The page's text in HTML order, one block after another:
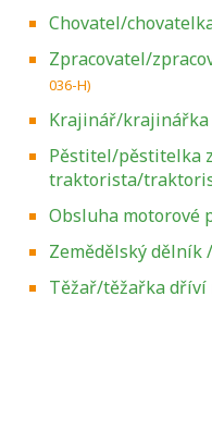
Chovatel/
Zpracovatel/
036-H)
Krajinář/krajinářka
Pěstitel/pěstitelka
traktorista/
Obsluha motorové
Zemědělský dělník
Těžař/těžařka
Projděte si